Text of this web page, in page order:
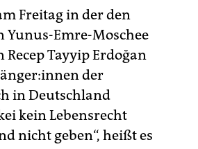
Freitag in der den
Yunus-Emre-Moschee
Tayyip Erdoğan
der
in Deutschland
kein Lebensrecht
nicht geben“, heißt es